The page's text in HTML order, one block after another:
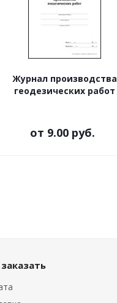
Журнал производства
геодезических работ
от 9.00 руб.